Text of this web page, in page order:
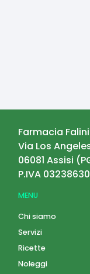
Farmacia
Via Los
06081 Assisi (
P.IVA
MENU
Chi siamo
Servizi
Ricette
Noleggi